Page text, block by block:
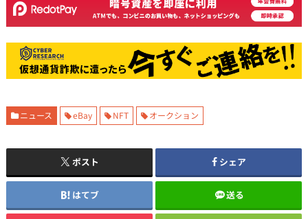
ニュース eBay NFT オークション
ポスト シェア
はてブ 送る